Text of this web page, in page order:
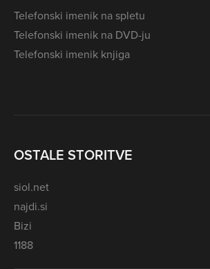
Telefonski imenik na spletu
Telefonski imenik na DVD-ju
Telefonski imenik knjiga
OSTALE STORITVE
siol.net
najdi.si
Bizi
1188